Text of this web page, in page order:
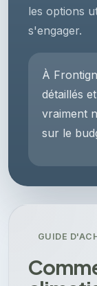
les options
s'engager.
À
détaillés
vraiment
sur le
GUIDE